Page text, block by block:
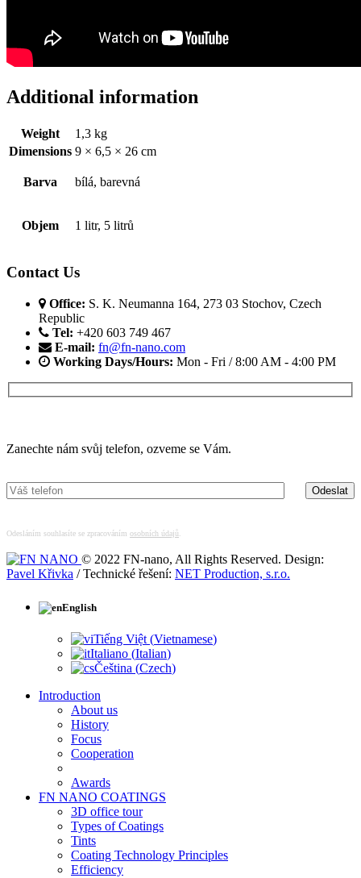
Additional information
Weight
1,3 kg
Dimensions 9 × 6,5 × 26 cm
Barva bílá, barevná
Objem 1 litr, 5 litrů
Contact Us
Office: S. K. Neumanna 164, 273 03 Stochov, Czech
Republic
Tel: +420 603 749 467‬
E-mail: fn@fn-nano.com
Working Days/Hours: Mon - Fri / 8:00 AM - 4:00 PM
Zanechte nám svůj telefon, ozveme se Vám.
Odesláním souhlasíte se zpracováním osobních údajů.
© 2022 FN-nano, All Rights Reserved. Design:
Pavel Křivka / Technické řešení: NET Production, s.r.o.
English
Tiếng Việt (Vietnamese)
Italiano (Italian)
Čeština (Czech)
Introduction
About us
History
Focus
Cooperation
Awards
FN NANO COATINGS
3D office tour
Types of Coatings
Tints
Coating Technology Principles
Efficiency